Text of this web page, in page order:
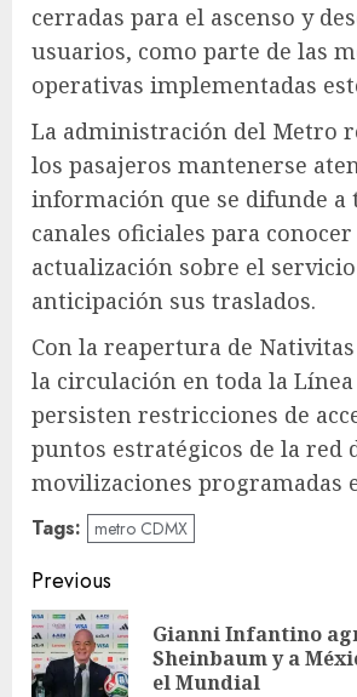
cerradas para el ascenso y
usuarios, como parte de las
operativas implementadas
La administración del Metro
los pasajeros mantenerse
información que se difunde a
canales oficiales para
actualización sobre el
anticipación sus traslados.
Con la reapertura de
la circulación en toda la Línea
persisten restricciones de
puntos estratégicos de la red
movilizaciones programadas
Tags: metro CDMX
Post
navigation
Previous
Gianni Infantino
Sheinbaum y a
el Mundial